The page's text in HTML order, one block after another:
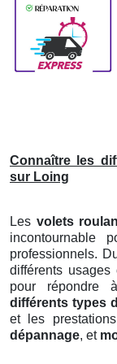
Connaître les
sur Loing
Les volets
incontournable
professionnels.
différents
pour répondre
différents types
et les
dépannage, et